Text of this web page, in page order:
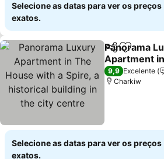
Selecione as datas para ver os preços
exatos.
Partilhar
Panorama
Apartment
with a Spire,
building in
Ver preços
9,9 Excelente
Charkiw
Selecione as datas para ver os preços
exatos.